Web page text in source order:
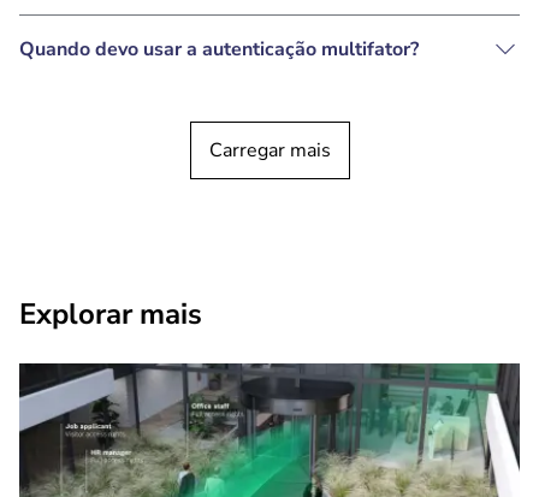
Quando devo usar a autenticação multifator?
Carregar mais
Explorar mais